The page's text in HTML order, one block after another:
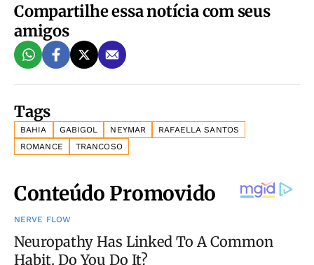
Compartilhe essa notícia com seus
amigos
Tags
BAHIA GABIGOL NEYMAR
RAFAELLA SANTOS
ROMANCE
TRANCOSO